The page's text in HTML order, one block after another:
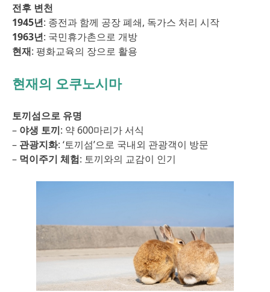
전후 변천
1945년: 종전과 함께 공장 폐쇄, 독가스 처리 시작
1963년: 국민휴가촌으로 개방
현재: 평화교육의 장으로 활용
현재의 오쿠노시마
토끼섬으로 유명
– 야생 토끼: 약 600마리가 서식
– 관광지화: ‘토끼섬’으로 국내외 관광객이 방문
– 먹이주기 체험: 토끼와의 교감이 인기